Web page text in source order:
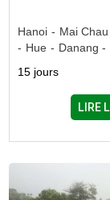
Hanoi - Mai
- Hue - Danang -
15 jours
LIRE